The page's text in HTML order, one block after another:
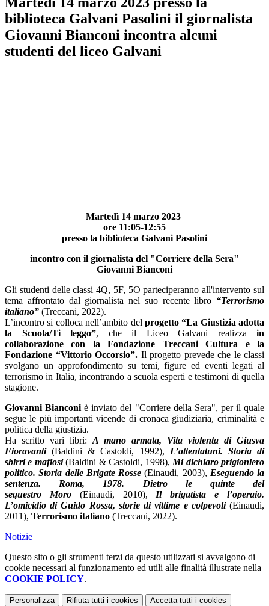
biblioteca Galvani Pasolini il giornalista
Giovanni Bianconi incontra alcuni
studenti del liceo Galvani
Martedì 14 marzo 2023
ore 11:05-12:55
presso la biblioteca Galvani Pasolini
incontro con il giornalista del "Corriere della Sera"
Giovanni Bianconi
Gli studenti delle classi 4Q, 5F, 5O parteciperanno all'intervento sul
tema affrontato dal giornalista nel suo recente libro “Terrorismo
italiano” (Treccani, 2022).
L’incontro si colloca nell’ambito del progetto “La Giustizia adotta
la Scuola/Ti leggo”, che il Liceo Galvani realizza in
collaborazione con la Fondazione Treccani Cultura e la
Fondazione “Vittorio Occorsio”. Il progetto prevede che le classi
svolgano un approfondimento su temi, figure ed eventi legati al
terrorismo in Italia, incontrando a scuola esperti e testimoni di quella
stagione.
Giovanni Bianconi è inviato del "Corriere della Sera", per il quale
segue le più importanti vicende di cronaca giudiziaria, criminalità e
politica della giustizia.
Ha scritto vari libri: A mano armata, Vita violenta di Giusva
Fioravanti(Baldini & Castoldi, 1992), L’attentatuni. Storia di
sbirri e mafiosi(Baldini & Castoldi, 1998), Mi dichiaro prigioniero
politico. Storia delle Brigate Rosse (Einaudi, 2003), Eseguendo la
sentenza. Roma, 1978. Dietro le quinte del
sequestro Moro (Einaudi, 2010), Il brigatista e l’operaio.
L’omicidio di Guido Rossa, storie di vittime e colpevoli(Einaudi,
2011), Terrorismo italiano (Treccani, 2022).
Notizie
Questo sito o gli strumenti terzi da questo utilizzati si avvalgono di
cookie necessari al funzionamento ed utili alle finalità illustrate nella
COOKIE POLICY.
Personalizza Rifiuta tutti i cookies Accetta tutti i cookies